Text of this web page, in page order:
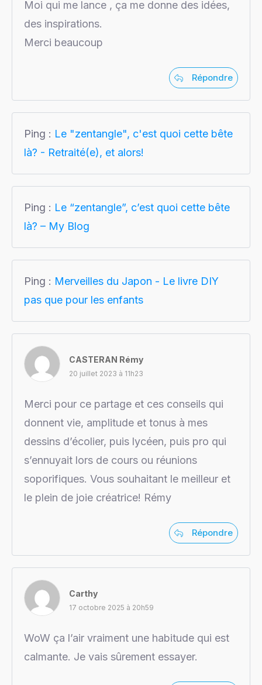
Moi qui me lance , ça me donne des idées,
des inspirations.
Merci beaucoup
Répondre
Ping : Le "zentangle", c'est quoi cette bête
là? - Retraité(e), et alors!
Ping : Le “zentangle”, c’est quoi cette bête
là? – My Blog
Ping : Merveilles du Japon - Le livre DIY
pas que pour les enfants
CASTERAN Rémy
20 juillet 2023 à 11h23
Merci pour ce partage et ces conseils qui
donnent vie, amplitude et tonus à mes
dessins d’écolier, puis lycéen, puis pro qui
s’ennuyait lors de cours ou réunions
soporifiques. Vous souhaitant le meilleur et
le plein de joie créatrice! Rémy
Répondre
Carthy
17 octobre 2025 à 20h59
WoW ça l’air vraiment une habitude qui est
calmante. Je vais sûrement essayer.